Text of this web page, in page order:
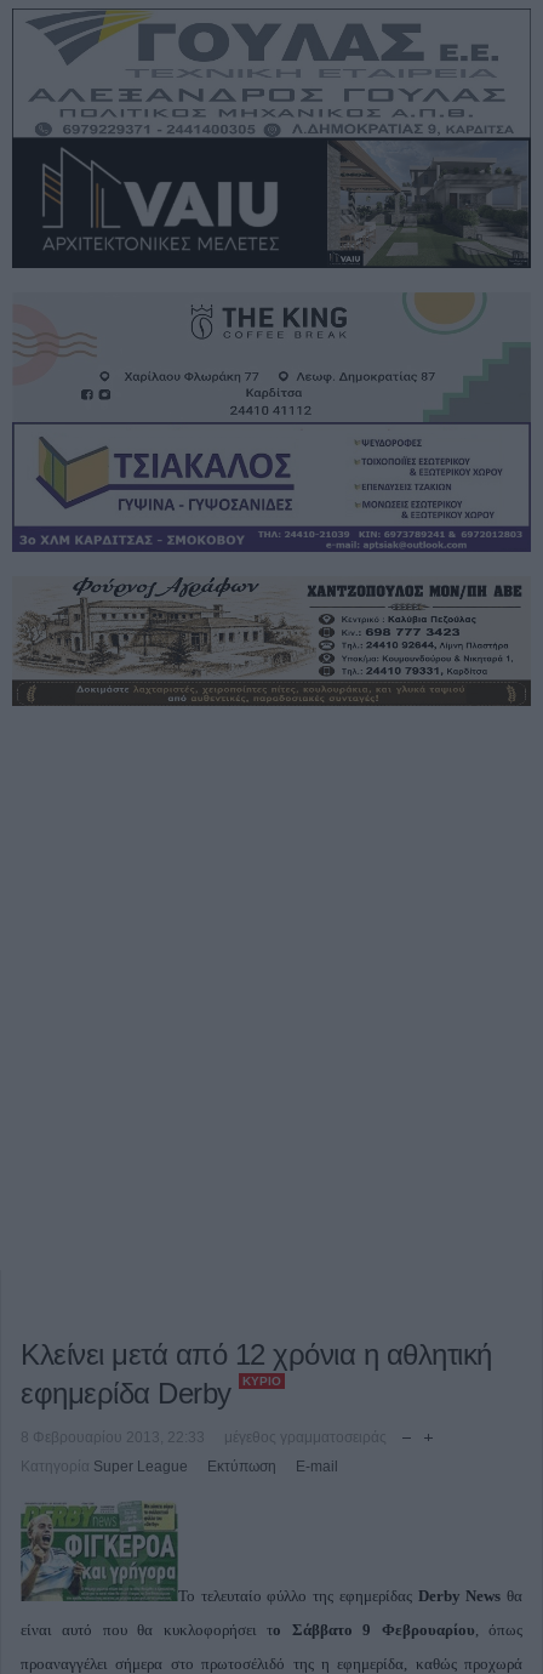
Κλείνει μετά από 12 χρόνια η αθλητική
εφημερίδα Derby
ΚΎΡΙΟ
8 Φεβρουαρίου 2013, 22:33
μέγεθος γραμματοσειράς
Κατηγορία Super League Εκτύπωση E-mail
To τελευταίο φύλλο της εφημερίδαςDerby News θα
είναι αυτό που θα κυκλοφορήσει το Σάββατο 9 Φεβρουαρίου, όπως
προαναγγέλει σήμερα στο πρωτοσέλιδό της η εφημερίδα, καθώς προχωρά